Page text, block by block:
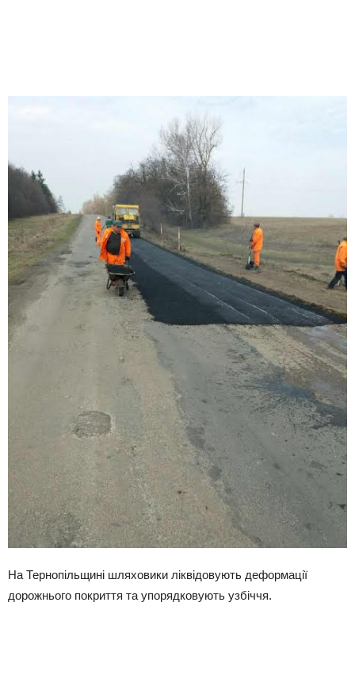
На Тернопільщині шляховики ліквідовують деформації
дорожнього покриття та упорядковують узбіччя.